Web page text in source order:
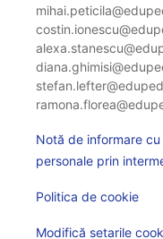
Notă de informare
personale prin
Politica de cookie
Modifică setarile